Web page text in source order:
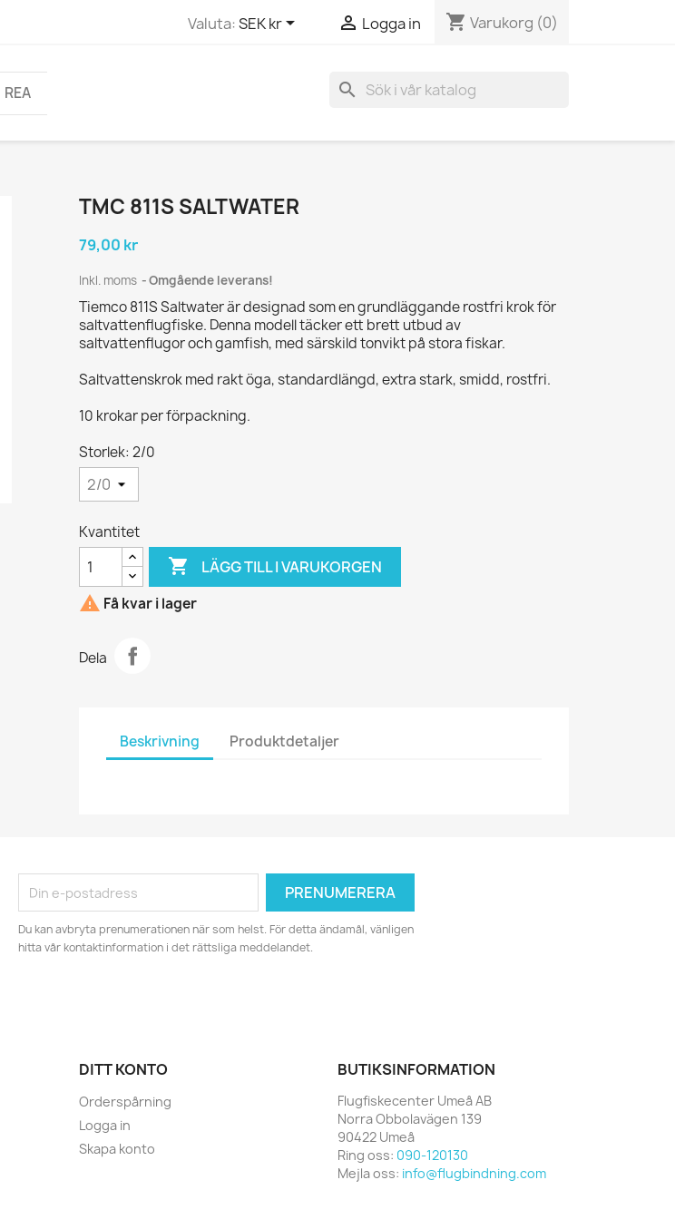
Valuta:SEK kr  Logga in shopping_cart Varukorg (0)
REA search
TMC 811S SALTWATER
79,00 kr
Inkl. moms Omgående leverans!
Tiemco 811S Saltwater är designadsom en grundläggande rostfri krok för
saltvattenflugfiske. Denna modell täcker ett brett utbud av
saltvattenflugor och gamfish, med särskild tonvikt på stora fiskar.
Saltvattenskrok med rakt öga, standardlängd, extra stark, smidd, rostfri.
10 krokar per förpackning.
Storlek: 2/0
Kvantitet
 LÄGG TILL I VARUKORGEN
 Få kvar i lager
Dela
Beskrivning Produktdetaljer
Du kan avbryta prenumerationen när som helst. För detta ändamål, vänligen
hitta vår kontaktinformation i det rättsliga meddelandet.
DITT KONTO
Orderspårning
Logga in
Skapa konto
BUTIKSINFORMATION
Flugfiskecenter Umeå AB
Norra Obbolavägen 139
90422 Umeå
Ring oss: 090-120130
Mejla oss: info@flugbindning.com